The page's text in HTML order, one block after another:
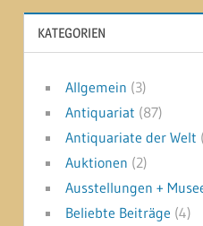
KATEGORIEN
Allgemein (3)
Antiquariat (87)
Antiquariate der Welt
Auktionen (2)
Ausstellungen +
Beliebte Beiträge (4)